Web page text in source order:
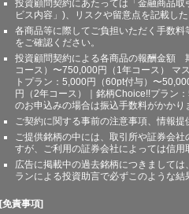
投資顧問契約にあたっては「金融商品
ビス内容」)、リスクや留意点を記載し
各商品等に際してご負担いただく手数
をご確認ください。
投資顧問契約による各商品の報酬金額
コース）〜750,000円（1年コース） マ
トプラン：5,000円（60pt付与）〜
円（2年コース）｜銘柄Choice!!プラン
のお申込みの場合は振込手数料がかかり
ご契約に関する事前の注意事項、情報
ご提供銘柄の中には、取引所や証券会
すが、ご利用の証券会社によっては信用
広告に掲載中の過去銘柄につきまして
ランによる投資助言で必ずこのような
[免責事項]